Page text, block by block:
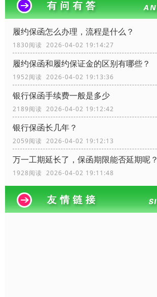
履约保函怎么办理，流程是什么？
1830阅读 2026-04-02 19:14:27
履约保函和履约保证金的区别有哪些？
1952阅读 2026-04-02 19:13:36
银行保函手续费一般是多少
2189阅读 2026-04-02 19:12:42
银行保函长几年？
2059阅读 2026-04-02 19:12:13
万一工期延长了，保函期限能否延期呢？
1928阅读 2026-04-02 19:11:48